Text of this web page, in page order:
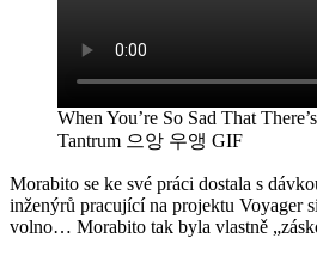
When You’re So Sad That
Tantrum 으앙 우앵 GIF
Morabito se ke své práci dostala s
inženýrů pracující na projektu Voyager
volno… Morabito tak byla vlastně